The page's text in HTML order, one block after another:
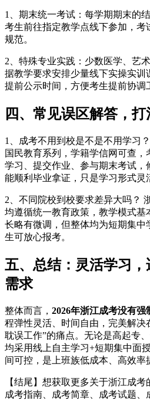
1、期末统一考试：每学期期末的
考生前往指定教学点线下参加，
规范。
2、特殊专业实践：少数医学、艺
据教学要求安排少量线下实操实训
提前公示时间，方便考生提前协调
四、常见误区解答，
1、成考不用到校是不是不用学习
国民教育系列，学籍学信网可查
学习、提交作业、参与期末考试
能顺利毕业拿证，只是学习形式灵
2、不同院校到校要求差异大吗？
均遵循统一教育政策，教学模式
长略有微调，但整体均为短期集
生可放心报考。
五、总结：灵活学习
需求
整体而言， 2026年浙江成考没有
程弹性灵活、时间自由，完美解决
耽误工作”的痛点。无论是高起专
均采用线上自主学习+短期集中面
间可控，是上班族低成本、高效率
【结尾】想获取更多关于浙江成考
成考指南、成考简章、成考试题